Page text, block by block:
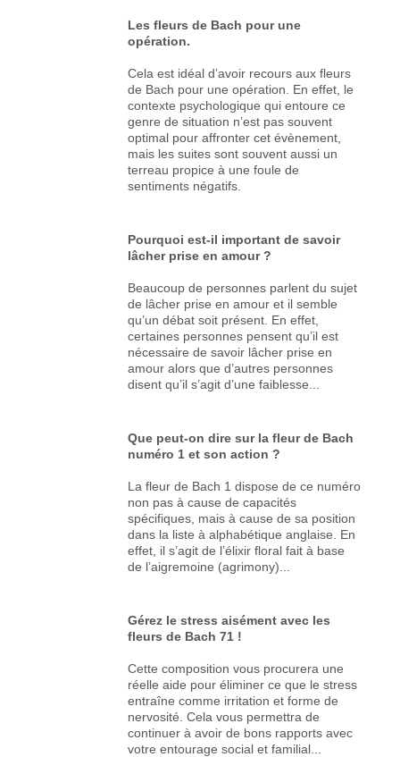
Les fleurs de Bach pour une
opération.
Cela est idéal d’avoir recours aux fleurs
de Bach pour une opération. En effet, le
contexte psychologique qui entoure ce
genre de situation n’est pas souvent
optimal pour affronter cet évènement,
mais les suites sont souvent aussi un
terreau propice à une foule de
sentiments négatifs.
Pourquoi est-il important de savoir
lâcher prise en amour ?
Beaucoup de personnes parlent du sujet
de lâcher prise en amour et il semble
qu’un débat soit présent. En effet,
certaines personnes pensent qu’il est
nécessaire de savoir lâcher prise en
amour alors que d’autres personnes
disent qu’il s’agit d’une faiblesse...
Que peut-on dire sur la fleur de Bach
numéro 1 et son action ?
La fleur de Bach 1 dispose de ce numéro
non pas à cause de capacités
spécifiques, mais à cause de sa position
dans la liste à alphabétique anglaise. En
effet, il s’agit de l’élixir floral fait à base
de l’aigremoine (agrimony)...
Gérez le stress aisément avec les
fleurs de Bach 71 !
Cette composition vous procurera une
réelle aide pour éliminer ce que le stress
entraîne comme irritation et forme de
nervosité. Cela vous permettra de
continuer à avoir de bons rapports avec
votre entourage social et familial...